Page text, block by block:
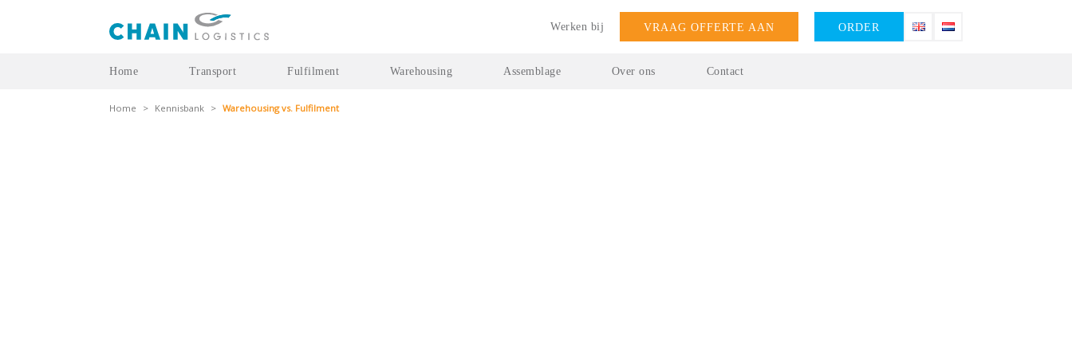
Werken bij VRAAG OFFERTE AAN ORDER
Home Transport Fulfilment Warehousing Assemblage Over ons Contact
Home > Kennisbank > Warehousing vs. Fulfilment